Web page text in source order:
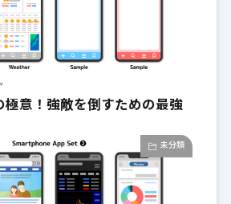
極意！強敵を倒すための最強
未分類